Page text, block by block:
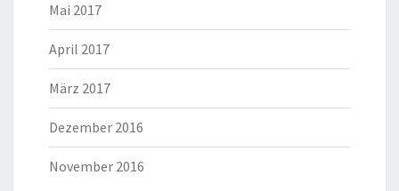
Mai 2017
April 2017
März 2017
Dezember 2016
November 2016